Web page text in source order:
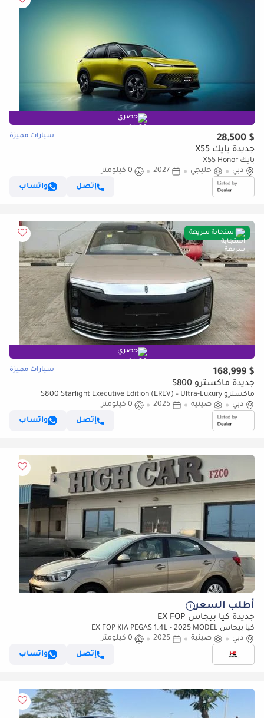
حصري
$ 28,500 سيارات مميزة
جديدة بايك X55
بايك X55 Honor
دبي
خليجي 2027
0 كيلومتر
إتصل
واتساب
استجابة سريعة
حصري
$ 168,999 سيارات مميزة
جديدة ماكسترو S800
ماكسترو S800 Starlight Executive Edition (EREV) – Ultra-Luxury
Intelligent Sedan (للتصدير فقط)
دبي صينية 2025
0 كيلومتر
إتصل
واتساب
أطلب السعر
جديدة كيا بيجاس EX FOP
كيا بيجاس EX FOP KIA PEGAS 1.4L - 2025 MODEL
دبي
صينية 2025
0 كيلومتر
إتصل
واتساب